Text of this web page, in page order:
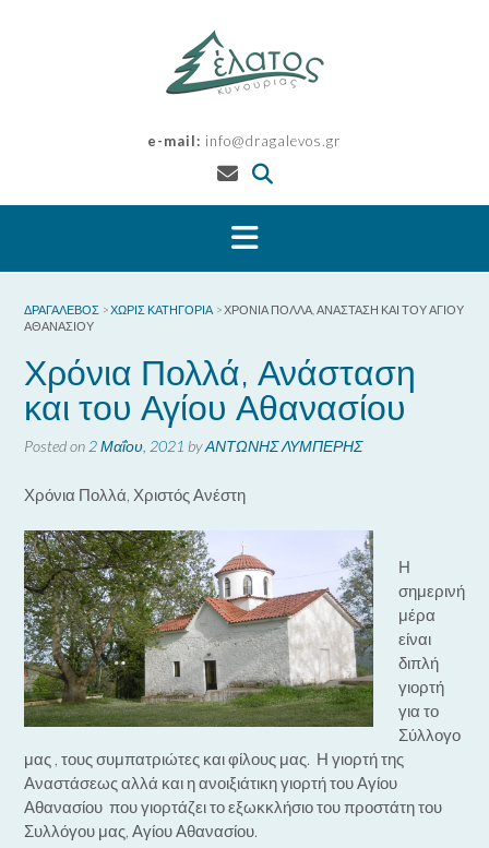
e-mail: info@dragalevos.gr
ΔΡΑΓΑΛΕΒΌΣ >ΧΩΡΊΣ ΚΑΤΗΓΟΡΊΑ >ΧΡΌΝΙΑ ΠΟΛΛΆ, ΑΝΆΣΤΑΣΗ ΚΑΙ ΤΟΥ ΑΓΊΟΥ
ΑΘΑΝΑΣΊΟΥ
Χρόνια Πολλά, Ανάσταση
και του Αγίου Αθανασίου
Posted on 2 Μαΐου, 2021 byΑΝΤΩΝΗΣ ΛΥΜΠΕΡΗΣ
Χρόνια Πολλά, Χριστός Ανέστη
Η
σημερινή
μέρα
είναι
διπλή
γιορτή
για το
Σύλλογο
μας , τους συμπατριώτες και φίλους μας. Η γιορτή της
Αναστάσεως αλλά και η ανοιξιάτικη γιορτή του Αγίου
Αθανασίου που γιορτάζει το εξωκκλήσιο του προστάτη του
Συλλόγου μας, Αγίου Αθανασίου.